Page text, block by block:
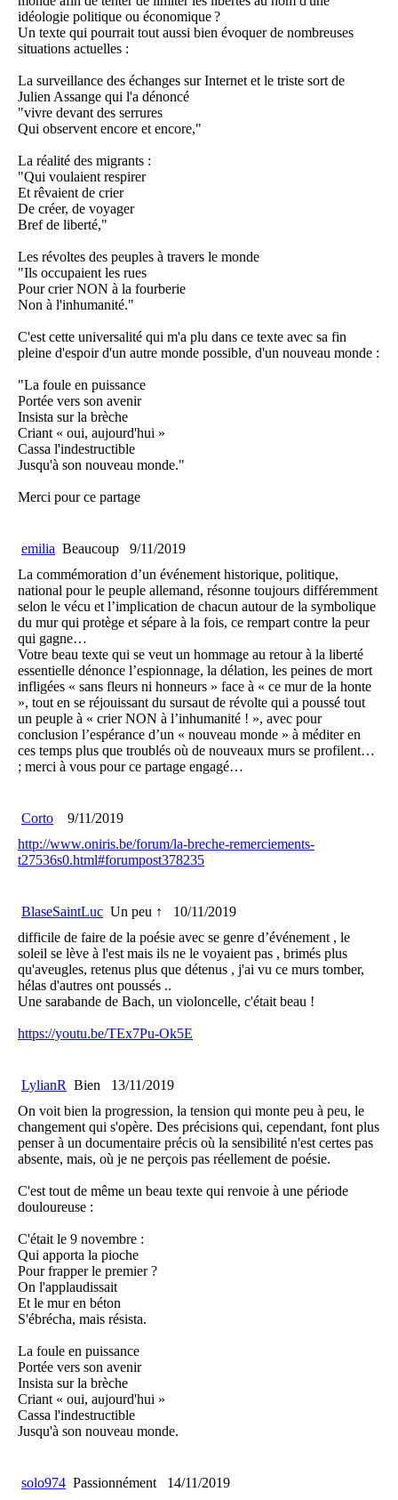
idéologie politique ou économique ?
Un texte qui pourrait tout aussi bien évoquer de nombreuses
situations actuelles :
La surveillance des échanges sur Internet et le triste sort de
Julien Assange qui l'a dénoncé
"vivre devant des serrures
Qui observent encore et encore,"
La réalité des migrants :
"Qui voulaient respirer
Et rêvaient de crier
De créer, de voyager
Bref de liberté,"
Les révoltes des peuples à travers le monde
"Ils occupaient les rues
Pour crier NON à la fourberie
Non à l'inhumanité."
C'est cette universalité qui m'a plu dans ce texte avec sa fin
pleine d'espoir d'un autre monde possible, d'un nouveau monde :
"La foule en puissance
Portée vers son avenir
Insista sur la brèche
Criant « oui, aujourd'hui »
Cassa l'indestructible
Jusqu'à son nouveau monde."
Merci pour ce partage
emilia Beaucoup
9/11/2019
La commémoration d’un événement historique, politique,
national pour le peuple allemand, résonne toujours différemment
selon le vécu et l’implication de chacun autour de la symbolique
du mur qui protège et sépare à la fois, ce rempart contre la peur
qui gagne…
Votre beau texte qui se veut un hommage au retour à la liberté
essentielle dénonce l’espionnage, la délation, les peines de mort
infligées « sans fleurs ni honneurs » face à « ce mur de la honte
», tout en se réjouissant du sursaut de révolte qui a poussé tout
un peuple à « crier NON à l’inhumanité ! », avec pour
conclusion l’espérance d’un « nouveau monde » à méditer en
ces temps plus que troublés où de nouveaux murs se profilent…
; merci à vous pour ce partage engagé…
Corto
9/11/2019
http://www.oniris.be/forum/la-breche-remerciements-
t27536s0.html#forumpost378235
BlaseSaintLuc Un peu ↑
10/11/2019
difficile de faire de la poésie avec se genre d’événement , le
soleil se lève à l'est mais ils ne le voyaient pas , brimés plus
qu'aveugles, retenus plus que détenus , j'ai vu ce murs tomber,
hélas d'autres ont poussés ..
Une sarabande de Bach, un violoncelle, c'était beau !
https://youtu.be/TEx7Pu-Ok5E
LylianR Bien
13/11/2019
On voit bien la progression, la tension qui monte peu à peu, le
changement qui s'opère. Des précisions qui, cependant, font plus
penser à un documentaire précis où la sensibilité n'est certes pas
absente, mais, où je ne perçois pas réellement de poésie.
C'est tout de même un beau texte qui renvoie à une période
douloureuse :
C'était le 9 novembre :
Qui apporta la pioche
Pour frapper le premier ?
On l'applaudissait
Et le mur en béton
S'ébrécha, mais résista.
La foule en puissance
Portée vers son avenir
Insista sur la brèche
Criant « oui, aujourd'hui »
Cassa l'indestructible
Jusqu'à son nouveau monde.
solo974 Passionnément
14/11/2019